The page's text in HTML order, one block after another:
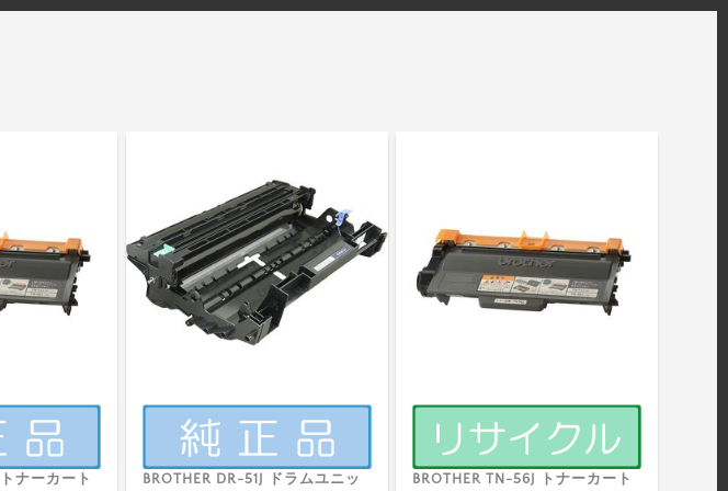
ナーカート
BROTHER DR-51J ドラムユニッ
BROTHER TN-56J トナーカート